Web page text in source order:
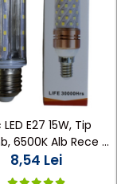
E27 15W, Tip
6500K Alb Rece -
Economic și
Puternic
8,54 Lei